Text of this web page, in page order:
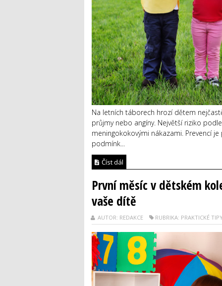
Na letních táborech hrozí dětem
průjmy nebo angíny. Největší riziko
meningokokovými nákazami. Prevencí
podmínk...
Číst dál
První měsíc v dětském
vaše dítě
AUTOR: REDAKCE RUBRIKA: PRAKTICKÉ